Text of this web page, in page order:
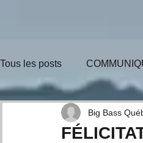
Tous les posts
BULLETIN-INFOBig Bass